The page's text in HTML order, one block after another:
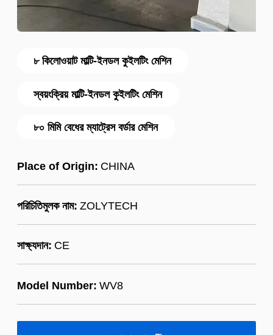
৮ কিলোওয়াট মাল্টি-ইনডল কুইলটিং মেশিন
স্বয়ংক্রিয় মাল্টি-ইনডল কুইলটিং মেশিন
৮০ মিমি বেধের ম্যাট্রেস বর্ডার মেশিন
Place of Origin: CHINA
পরিচিতিমুলক নাম: ZOLYTECH
সাক্ষ্যদান: CE
Model Number: WV8